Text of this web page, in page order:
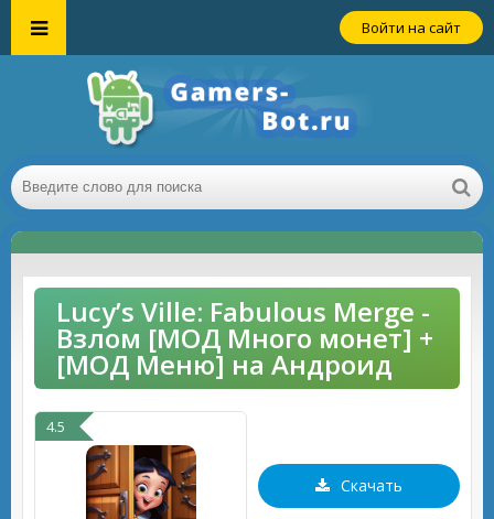
Войти на сайт
Lucy’s Ville: Fabulous Merge -
Взлом [МОД Много монет] +
[МОД Меню] на Андроид
4.5
Скачать